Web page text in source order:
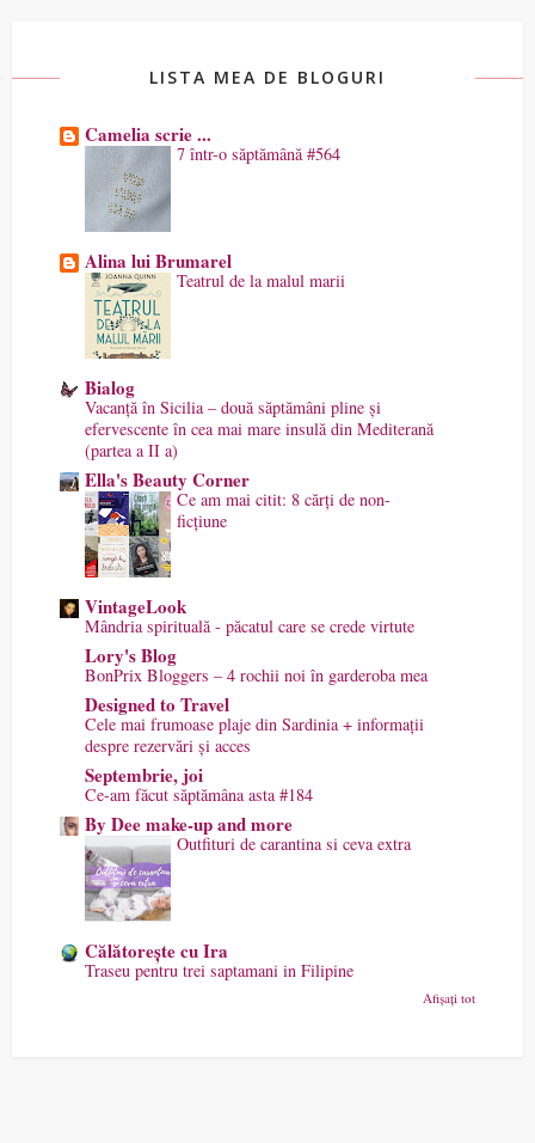
LISTA MEA DE BLOGURI
Camelia scrie ...
7 într-o săptămână #564
Alina lui Brumarel
Teatrul de la malul marii
Bialog
Vacanță în Sicilia – două săptămâni pline și
efervescente în cea mai mare insulă din Mediterană
(partea a II a)
Ella's Beauty Corner
Ce am mai citit: 8 cărți de non-
ficțiune
VintageLook
Mândria spirituală - păcatul care se crede virtute
Lory's Blog
BonPrix Bloggers – 4 rochii noi în garderoba mea
Designed to Travel
Cele mai frumoase plaje din Sardinia + informații
despre rezervări și acces
Septembrie, joi
Ce-am făcut săptămâna asta #184
By Dee make-up and more
Outfituri de carantina si ceva extra
Călătorește cu Ira
Traseu pentru trei saptamani in Filipine
Afișați tot